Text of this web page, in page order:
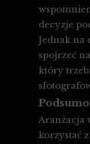
Aranżacja
korzystać
decyzje
Jednak na
spojrzeć
który